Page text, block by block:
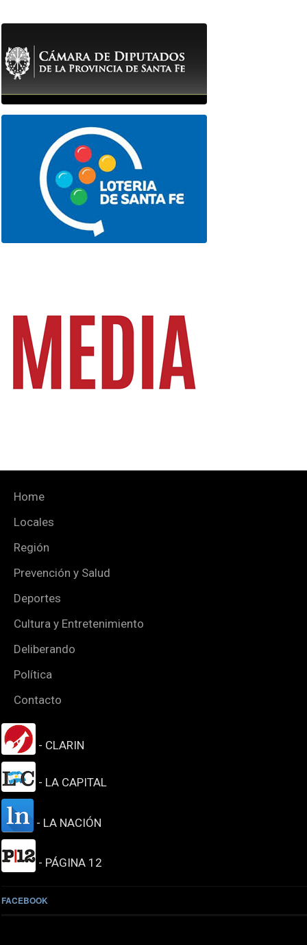
Home
Locales
Región
Prevención y Salud
Deportes
Cultura y Entretenimiento
Deliberando
Política
Contacto
- CLARIN
- LA CAPITAL
- LA NACIÓN
- PÁGINA 12
FACEBOOK